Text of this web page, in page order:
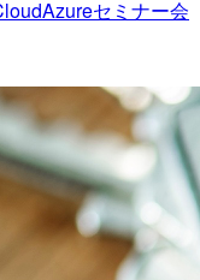
Azureセミナー会